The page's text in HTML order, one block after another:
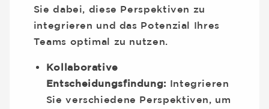
Sie dabei, diese Perspektiven zu
integrieren und das Potenzial Ihres
Teams optimal zu nutzen.
Kollaborative
Entscheidungsfindung: Integrieren
Sie verschiedene Perspektiven, um